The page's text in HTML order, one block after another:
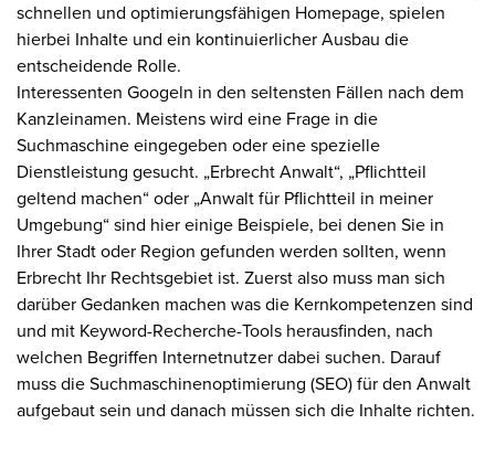
schnellen und optimierungsfähigen Homepage, spielen
hierbei Inhalte und ein kontinuierlicher Ausbau die
entscheidende Rolle.
Interessenten Googeln in den seltensten Fällen nach dem
Kanzleinamen. Meistens wird eine Frage in die
Suchmaschine eingegeben oder eine spezielle
Dienstleistung gesucht. „Erbrecht Anwalt“, „Pflichtteil
geltend machen“ oder „Anwalt für Pflichtteil in meiner
Umgebung“ sind hier einige Beispiele, bei denen Sie in
Ihrer Stadt oder Region gefunden werden sollten, wenn
Erbrecht Ihr Rechtsgebiet ist. Zuerst also muss man sich
darüber Gedanken machen was die Kernkompetenzen sind
und mit Keyword-Recherche-Tools herausfinden, nach
welchen Begriffen Internetnutzer dabei suchen. Darauf
muss die Suchmaschinenoptimierung (SEO) für den Anwalt
aufgebaut sein und danach müssen sich die Inhalte richten.